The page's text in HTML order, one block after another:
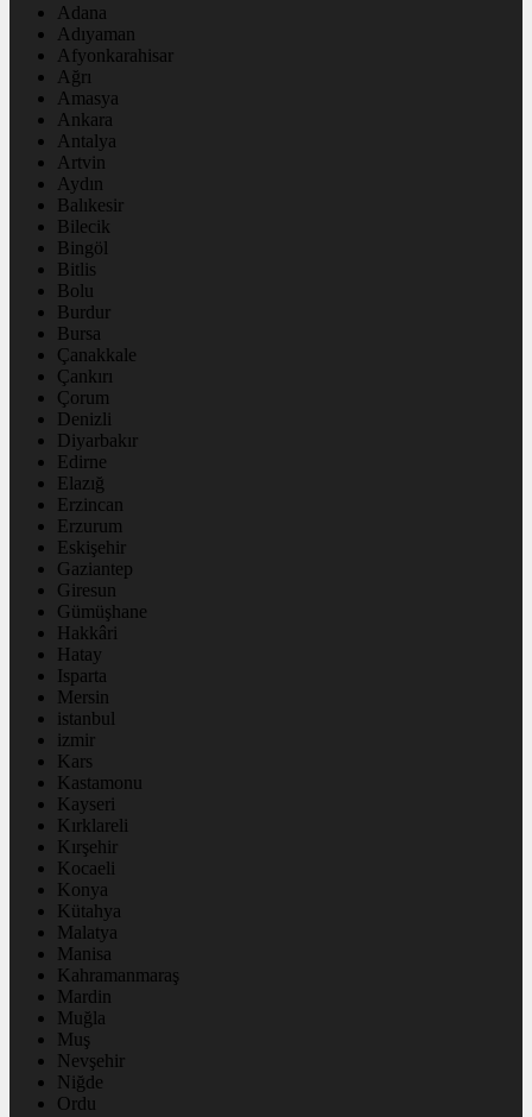
Adana
Adıyaman
Afyonkarahisar
Ağrı
Amasya
Ankara
Antalya
Artvin
Aydın
Balıkesir
Bilecik
Bingöl
Bitlis
Bolu
Burdur
Bursa
Çanakkale
Çankırı
Çorum
Denizli
Diyarbakır
Edirne
Elazığ
Erzincan
Erzurum
Eskişehir
Gaziantep
Giresun
Gümüşhane
Hakkâri
Hatay
Isparta
Mersin
istanbul
izmir
Kars
Kastamonu
Kayseri
Kırklareli
Kırşehir
Kocaeli
Konya
Kütahya
Malatya
Manisa
Kahramanmaraş
Mardin
Muğla
Muş
Nevşehir
Niğde
Ordu